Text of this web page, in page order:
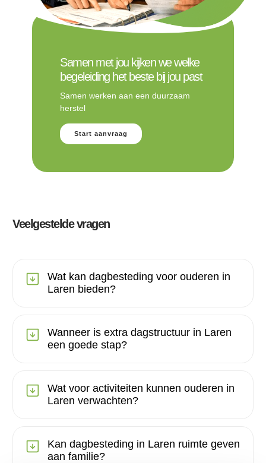
Samen met jou kijken we welke
begeleiding het beste bij jou past
Samen werken aan een duurzaam
herstel
Start aanvraag
Veelgestelde vragen
Wat kan dagbesteding voor ouderen in
Laren bieden?
Wanneer is extra dagstructuur in Laren
een goede stap?
Wat voor activiteiten kunnen ouderen in
Laren verwachten?
Kan dagbesteding in Laren ruimte geven
aan familie?